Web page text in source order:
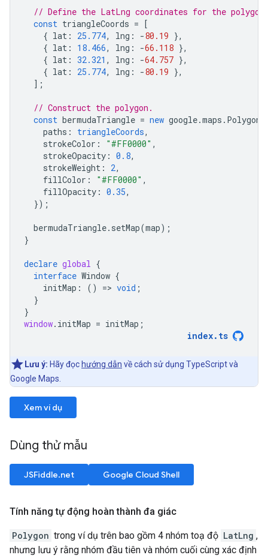
// Define the LatLng coordinates for the
const triangleCoords =
[
{ lat : 25.774, lng : -80.19 },
{ lat : 18.466, lng : -66.118 },
{ lat : 32.321 , lng : -64.757 },
{ lat : 25.774, lng : -80.19 },
];
// Construct the polygon.
const bermudaTriangle = new google.maps . Polygon
paths : triangleCoords,
strokeColor : "#FF0000" ,
strokeOpacity : 0.8,
strokeWeight : 2,
fillColor : "#FF0000" ,
fillOpacity : 0.35,
});
bermudaTriangle. setMap(map);
}
declare global {
interface Window {
initMap : () => void ;
}
}
window. initMap = initMap ;
index. ts
Lưu ý: Hãy đọc hướng dẫn về cách sử dụng TypeScript và
Google Maps.
Xem ví dụ
Dùng thử mẫu
JSFiddle.net Google Cloud Shell
Tính năng tự động hoàn thành đa giác
Polygon trong ví dụ trên bao gồm 4 nhóm toạ độ LatLng ,
nhưng lưu ý rằng nhóm đầu tiên và nhóm cuối cùng xác định